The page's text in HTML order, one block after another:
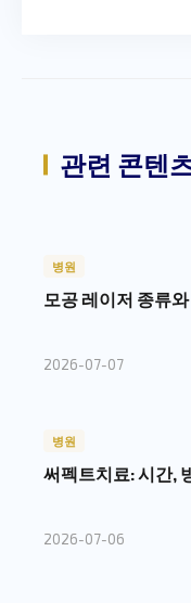
관련 콘텐
병원
모공 레이저 종류
2026-07-07
병원
써펙트치료: 시간,
2026-07-06